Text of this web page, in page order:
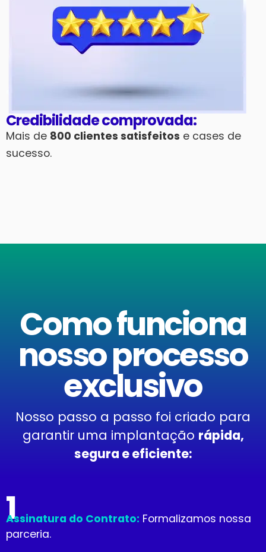
Credibilidade comprovada:
Mais de 800 clientes satisfeitos e cases de
sucesso.
Como funciona
nosso processo
exclusivo
Nosso passo a passo foi criado para
garantir uma implantação rápida,
segura e eficiente:
1
Assinatura do Contrato: Formalizamos nossa
parceria.